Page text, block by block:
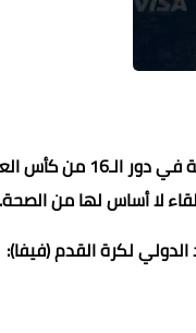
لكرة القدم (فيفا):